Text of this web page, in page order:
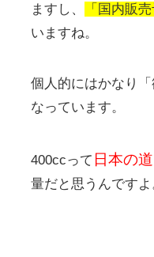
ますし、
「国内販
いますね。
個人的にはかなり
なっています。
400ccって 日本の
量だと思うんですよ